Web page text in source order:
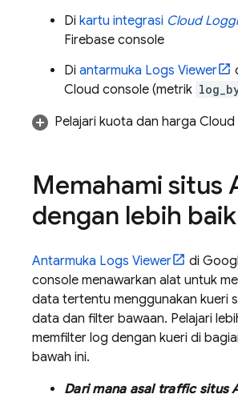
Di kartu integrasi Cloud
Firebase console
Di antarmuka Logs Viewer
Cloud console (metrik
Pelajari kuota dan harga Cloud
Memahami situs
dengan lebih baik
Antarmuka Logs Viewer di
console menawarkan alat untuk
data tertentu menggunakan kueri
data dan filter bawaan. Pelajari
memfilter log dengan kueri di
bawah ini.
Dari mana asal traffic situs